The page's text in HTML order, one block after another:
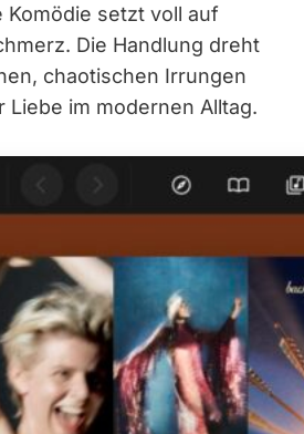
Komödie setzt voll auf
Die Handlung dreht
chaotischen Irrungen
Liebe im modernen Alltag.